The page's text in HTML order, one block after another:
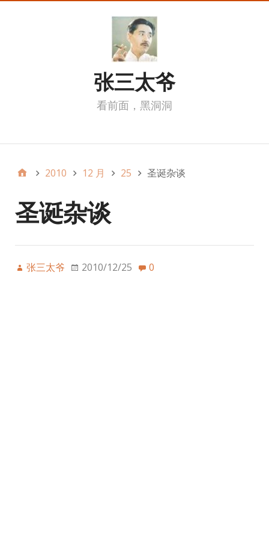
张三太爷
看前面，黑洞洞
2010 12 月 25 圣诞杂谈
圣诞杂谈
张三太爷 2010/12/25 0